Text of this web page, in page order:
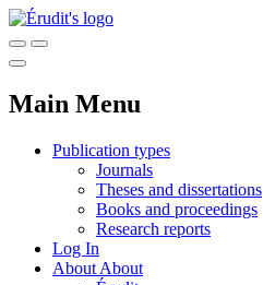
Main Menu
Publication types
Journals
Theses and dissertations
Books and proceedings
Research reports
Log In
About About